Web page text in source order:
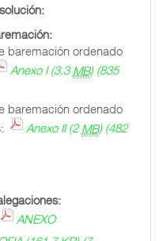
baremación ordenado
Anexo I(3.3MB)(835
baremación ordenado
Anexo II(2MB)(482
ANEXO